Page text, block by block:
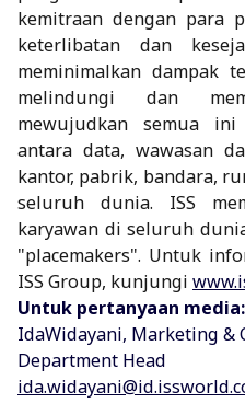
kemitraan dengan para
keterlibatan dan
meminimalkan dampak
melindungi dan
mewujudkan semua
antara data, wawasan
kantor, pabrik, bandara,
seluruh dunia. ISS
karyawan di seluruh
"placemakers". Untuk
ISS Group, kunjungi
Untuk pertanyaan media:
IdaWidayani, Marketing &
Department Head